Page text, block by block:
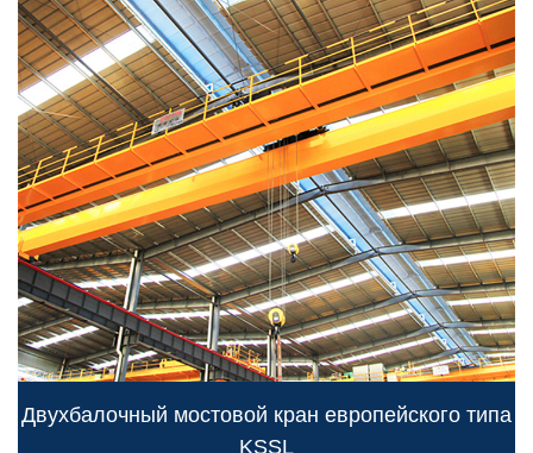
Двухбалочный мостовой кран европейского типа
KSSL